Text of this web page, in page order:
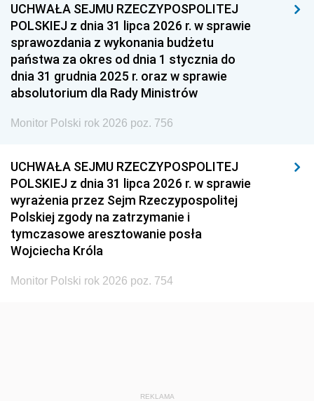
1939 1938 1937
1936 1930
UCHWAŁA SEJMU RZECZYPOSPOLITEJ
POLSKIEJ z dnia 31 lipca 2026 r. w sprawie
sprawozdania z wykonania budżetu
państwa za okres od dnia 1 stycznia do
dnia 31 grudnia 2025 r. oraz w sprawie
absolutorium dla Rady Ministrów
Monitor Polski rok 2026 poz. 756
UCHWAŁA SEJMU RZECZYPOSPOLITEJ
POLSKIEJ z dnia 31 lipca 2026 r. w sprawie
wyrażenia przez Sejm Rzeczypospolitej
Polskiej zgody na zatrzymanie i
tymczasowe aresztowanie posła
Wojciecha Króla
Monitor Polski rok 2026 poz. 754
REKLAMA